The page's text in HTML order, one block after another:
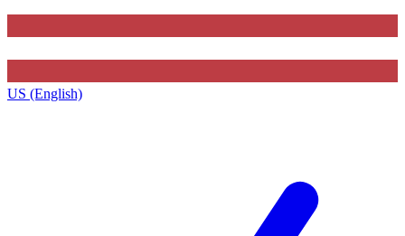
US (English)